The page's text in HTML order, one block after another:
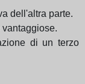
dell'altra parte.
di un terzo